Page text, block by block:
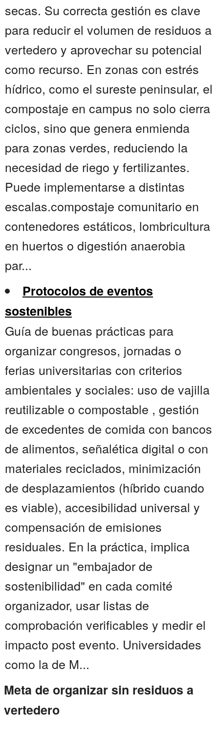
secas. Su correcta gestión es clave
para reducir el volumen de residuos a
vertedero y aprovechar su potencial
como recurso. En zonas con estrés
hídrico, como el sureste peninsular, el
compostaje en campus no solo cierra
ciclos, sino que genera enmienda
para zonas verdes, reduciendo la
necesidad de riego y fertilizantes.
Puede implementarse a distintas
escalas.compostaje comunitario en
contenedores estáticos, lombricultura
en huertos o digestión anaerobia
par...
Protocolos de eventos
sostenibles
Guía de buenas prácticas para
organizar congresos, jornadas o
ferias universitarias con criterios
ambientales y sociales: uso de vajilla
reutilizable o compostable , gestión
de excedentes de comida con bancos
de alimentos, señalética digital o con
materiales reciclados, minimización
de desplazamientos (híbrido cuando
es viable), accesibilidad universal y
compensación de emisiones
residuales. En la práctica, implica
designar un "embajador de
sostenibilidad" en cada comité
organizador, usar listas de
comprobación verificables y medir el
impacto post evento. Universidades
como la de M...
Meta de organizar sin residuos a
vertedero